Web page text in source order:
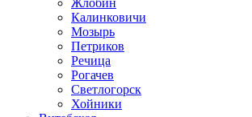
Калинковичи
Мозырь
Петриков
Речица
Рогачев
Светлогорск
Хойники